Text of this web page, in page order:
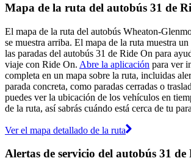
Mapa de la ruta del autobús 31 de
El mapa de la ruta del autobús Wheaton-
se muestra arriba. El mapa de la ruta muestra
las paradas del autobús 31 de Ride On para
viaje con Ride On. Abre la aplicación para ver
completa en un mapa sobre la ruta, incluidas
parada concreta, como paradas cerradas o
puedes ver la ubicación de los vehículos en
de la ruta, así sabrás cuándo está cerca de tu
Ver el mapa detallado de la ruta
Alertas de servicio del autobús 31 de